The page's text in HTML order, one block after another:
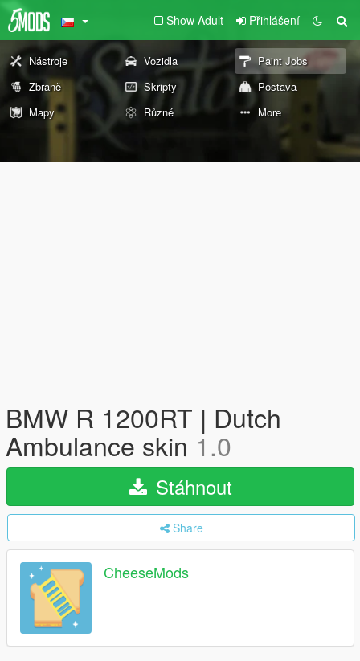
Show Adult Přihlášení
Nástroje Vozidla
Paint Jobs
Zbraně
Skripty
Postava
Mapy
Různé More
BMW R 1200RT | Dutch
Ambulance skin 1.0
Stáhnout
Share
CheeseMods